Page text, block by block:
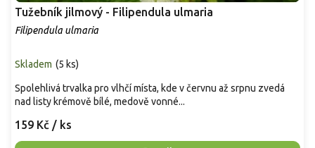
Tužebník jilmový - Filipendula ulmaria
Filipendula ulmaria
Skladem (5 ks)
159 Kč / ks
Spolehlivá trvalka pro vlhčí místa, kde v červnu až srpnu zvedá
nad listy krémově bílé, medově vonné...